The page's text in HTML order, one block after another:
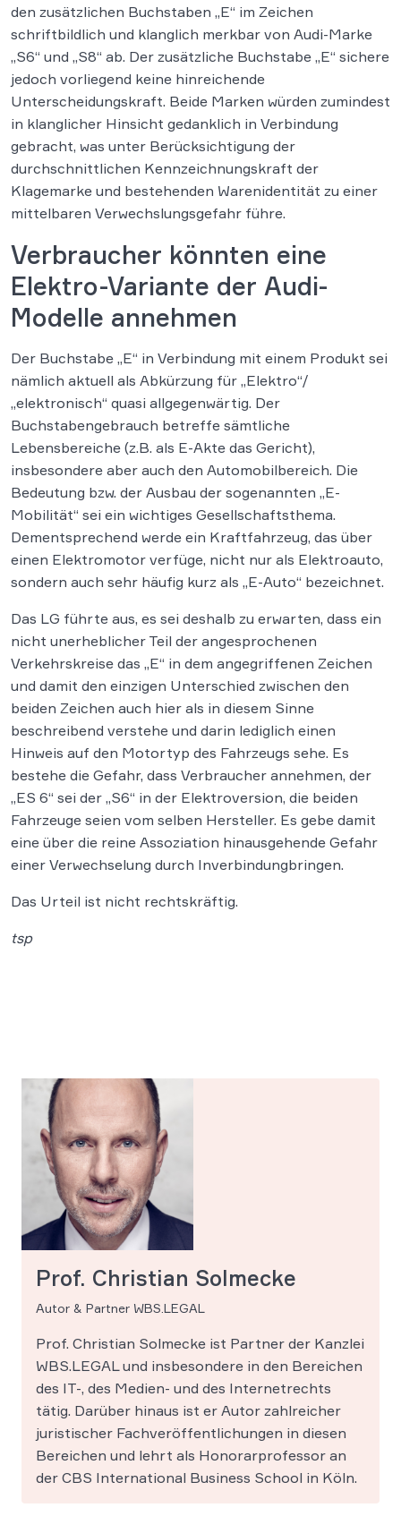
den zusätzlichen Buchstaben „E“ im Zeichen
schriftbildlich und klanglich merkbar von Audi-Marke
„S6“ und „S8“ ab. Der zusätzliche Buchstabe „E“ sichere
jedoch vorliegend keine hinreichende
Unterscheidungskraft. Beide Marken würden zumindest
in klanglicher Hinsicht gedanklich in Verbindung
gebracht, was unter Berücksichtigung der
durchschnittlichen Kennzeichnungskraft der
Klagemarke und bestehenden Warenidentität zu einer
mittelbaren Verwechslungsgefahr führe.
Verbraucher könnten eine
Elektro-Variante der Audi-
Modelle annehmen
Der Buchstabe „E“ in Verbindung mit einem Produkt sei
nämlich aktuell als Abkürzung für „Elektro“/
„elektronisch“ quasi allgegenwärtig. Der
Buchstabengebrauch betreffe sämtliche
Lebensbereiche (z.B. als E-Akte das Gericht),
insbesondere aber auch den Automobilbereich. Die
Bedeutung bzw. der Ausbau der sogenannten „E-
Mobilität“ sei ein wichtiges Gesellschaftsthema.
Dementsprechend werde ein Kraftfahrzeug, das über
einen Elektromotor verfüge, nicht nur als Elektroauto,
sondern auch sehr häufig kurz als „E-Auto“ bezeichnet.
Das LG führte aus, es sei deshalb zu erwarten, dass ein
nicht unerheblicher Teil der angesprochenen
Verkehrskreise das „E“ in dem angegriffenen Zeichen
und damit den einzigen Unterschied zwischen den
beiden Zeichen auch hier als in diesem Sinne
beschreibend verstehe und darin lediglich einen
Hinweis auf den Motortyp des Fahrzeugs sehe. Es
bestehe die Gefahr, dass Verbraucher annehmen, der
„ES 6“ sei der „S6“ in der Elektroversion, die beiden
Fahrzeuge seien vom selben Hersteller. Es gebe damit
eine über die reine Assoziation hinausgehende Gefahr
einer Verwechselung durch Inverbindungbringen.
Das Urteil ist nicht rechtskräftig.
tsp
Prof. Christian Solmecke
Autor & Partner WBS.LEGAL
Prof. Christian Solmecke ist Partner der Kanzlei
WBS.LEGAL und insbesondere in den Bereichen
des IT-, des Medien- und des Internetrechts
tätig. Darüber hinaus ist er Autor zahlreicher
juristischer Fachveröffentlichungen in diesen
Bereichen und lehrt als Honorarprofessor an
der CBS International Business School in Köln.